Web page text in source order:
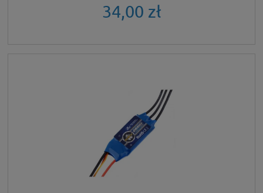
34,00 zł